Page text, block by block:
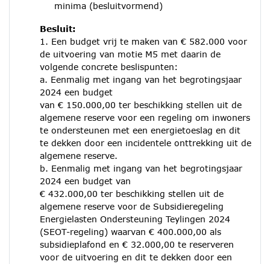
minima (besluitvormend)
Besluit:
1. Een budget vrij te maken van € 582.000 voor
de uitvoering van motie M5 met daarin de
volgende concrete beslispunten:
a. Eenmalig met ingang van het begrotingsjaar
2024 een budget
van € 150.000,00 ter beschikking stellen uit de
algemene reserve voor een regeling om inwoners
te ondersteunen met een energietoeslag en dit
te dekken door een incidentele onttrekking uit de
algemene reserve.
b. Eenmalig met ingang van het begrotingsjaar
2024 een budget van
€ 432.000,00 ter beschikking stellen uit de
algemene reserve voor de Subsidieregeling
Energielasten Ondersteuning Teylingen 2024
(SEOT-regeling) waarvan € 400.000,00 als
subsidieplafond en € 32.000,00 te reserveren
voor de uitvoering en dit te dekken door een